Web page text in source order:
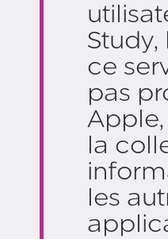
ce
pas
la
les